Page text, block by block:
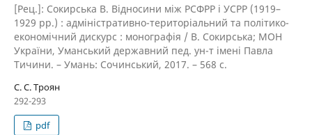
[Рец.]: Сокирська В. Відносини між РСФРР і УСРР (1919–
1929 рр.) : адміністративно-територіальний та політико-
економічний дискурс : монографія / В. Сокирська; МОН
України, Уманський державний пед. ун-т імені Павла
Тичини. – Умань: Сочинський, 2017. – 568 с.
С. С. Троян
292-293
pdf